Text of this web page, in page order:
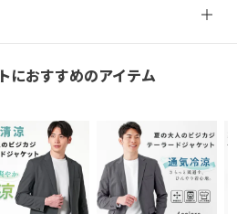
カートに入れる
カートに入れる
再入荷お知らせ
カートに入れる
におすすめのアイテム